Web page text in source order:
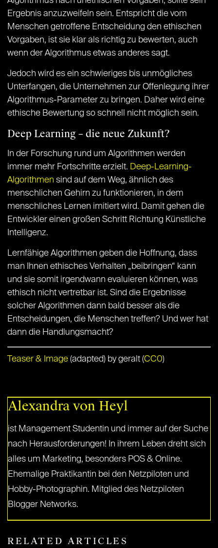
Ergebnis anzuzweifeln sein. Entspricht die vom
Menschen getroffene Entscheidung den ethischen
Vorgaben, ist sie klar als richtig zu bewerten, auch
wenn der Algorithmus etwas anderes sagt.
Jedoch wird es ein schwieriges bis unmögliches
Unterfangen, die Unternehmen zur Offenlegung ihrer
Algorithmus-Parameter zu bringen. Daher wird eine
ethische Bewertung so schnell nicht möglich sein.
Deep Learning – die neue Zukunft?
In der Forschung rund um Algorithmen werden
immer mehr Fortschritte erzielt. Deep-Learning-
Algorithmen sind auf dem Weg, ähnlich des
menschlichen Gehirn zu funktionieren, in dem
menschliches Lernen imitiert wird. Damit gehen die
Entwickler einen großen Schritt Richtung Künstliche
Intelligenz.
Lernfähige Algorithmen geben die Hoffnung, dass
man Ihnen ethisches Verhalten „beibringen“ kann
und sie somit irgendwann evaluieren können, was
ethisch nicht vertretbar ist. Sind die Ergebnisse
solcher Algorithmen dann bald besser als die
Entscheidungen, die Menschen treffen? Und wer hat
dann die Handlungsmacht?
Teaser & Image (adapted) by geralt (CC0)
Alexandra von Heyl
ist Management Studentin und immer auf der Suche
nach Herausforderungen! In ihrem Leben dreht sich
alles um Marketing, besonders POS & Online.
Ehemalige Praktikantin bei den Netzpiloten und
Hobby-Photographin. Mitglied des Netzpiloten
Blogger Networks.
RELATED ARTICLES